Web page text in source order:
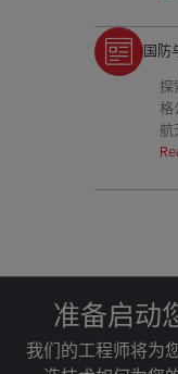
国防
探
格
航
准备启动
我们的工程师将为